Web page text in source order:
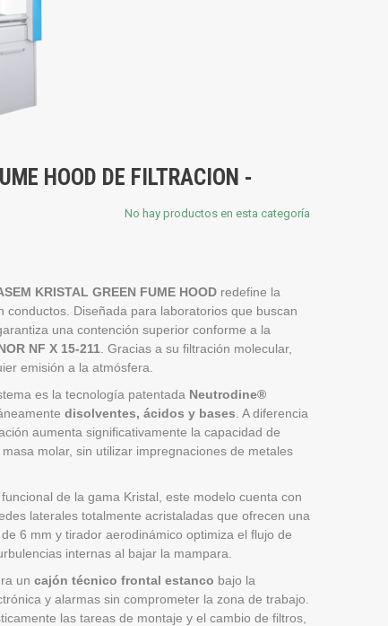
HOOD DE FILTRACION -
No hay productos en esta categoría
KRISTAL GREEN FUME HOOD redefine la
Diseñada para laboratorios que buscan
una contención superior conforme a la
NF X 15-211 . Gracias a su filtración molecular,
emisión a la atmósfera.
es la tecnología patentada Neutrodine®
disolventes, ácidos y bases . A diferencia
aumenta significativamente la capacidad de
molar, sin utilizar impregnaciones de metales
de la gama Kristal, este modelo cuenta con
laterales totalmente acristaladas que ofrecen una
6 mm y tirador aerodinámico optimiza el flujo de
internas al bajar la mampara.
un cajón técnico frontal estanco bajo la
y alarmas sin comprometer la zona de trabajo.
las tareas de montaje y el cambio de filtros,